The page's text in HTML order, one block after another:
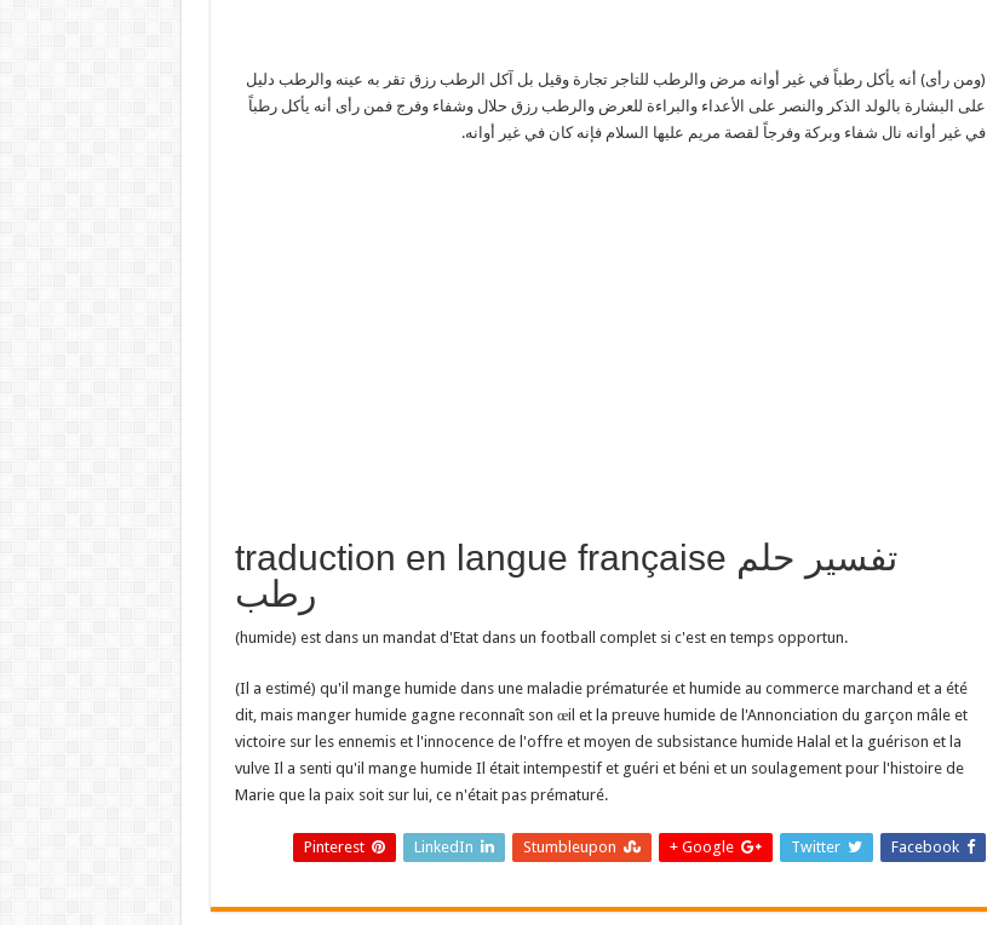
(ومن رأى) أنه يأكل رطباً في غير أوانه مرض والرطب للتاجر تجارة وقيل بل آكل الرطب رزق تقر به عينه والرطب دليل
على البشارة بالولد الذكر والنصر على الأعداء والبراءة للعرض والرطب رزق حلال وشفاء وفرج فمن رأى أنه يأكل رطباً
في غير أوانه نال شفاء وبركة وفرجاً لقصة مريم عليها السلام فإنه كان في غير أوانه.
traduction en langue française تفسير حلم
رطب
(humide) est dans un mandat d'Etat dans un football complet si c'est en temps opportun.
(Il a estimé) qu'il mange humide dans une maladie prématurée et humide au commerce marchand et a été
dit, mais manger humide gagne reconnaît son œil et la preuve humide de l'Annonciation du garçon mâle et
victoire sur les ennemis et l'innocence de l'offre et moyen de subsistance humide Halal et la guérison et la
vulve Il a senti qu'il mange humide Il était intempestif et guéri et béni et un soulagement pour l'histoire de
Marie que la paix soit sur lui, ce n'était pas prématuré.
Facebook
Twitter
Google +
Stumbleupon
LinkedIn
Pinterest